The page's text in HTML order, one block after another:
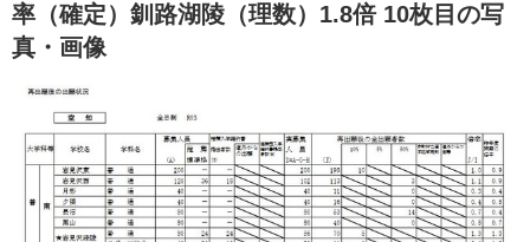
率（確定）釧路湖陵（理数）1.8倍 10枚目の写
真・画像